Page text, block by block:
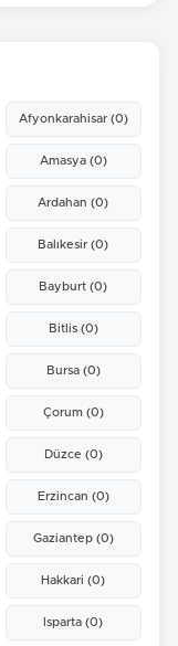
Afyonkarahisar (0)
Amasya (0)
Ardahan(0)
Balıkesir(0)
Bayburt(0)
Bitlis (0)
Bursa (0)
Çorum (0)
Düzce (0)
Erzincan (0)
Gaziantep (0)
Hakkari(0)
Isparta(0)